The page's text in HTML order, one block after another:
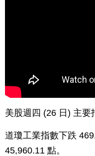
美股週四 (26 日) 主要
道瓊工業指數下跌
45,960.11 點。